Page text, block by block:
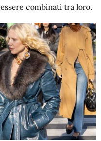
combinati tra loro.